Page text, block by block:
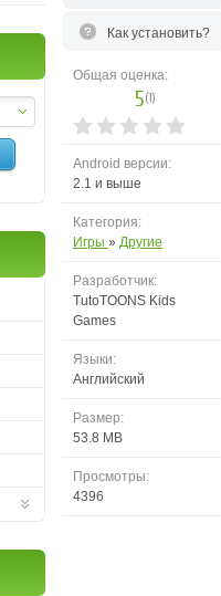
Как установить?
Общая оценка:
5(1)
Android версии:
2.1 и выше
Категория:
Игры » Другие
Разработчик:
TutoTOONS Kids
Games
Языки:
Английский
Размер:
53.8 MB
Просмотры:
4396